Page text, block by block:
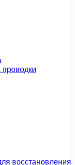
восстановления